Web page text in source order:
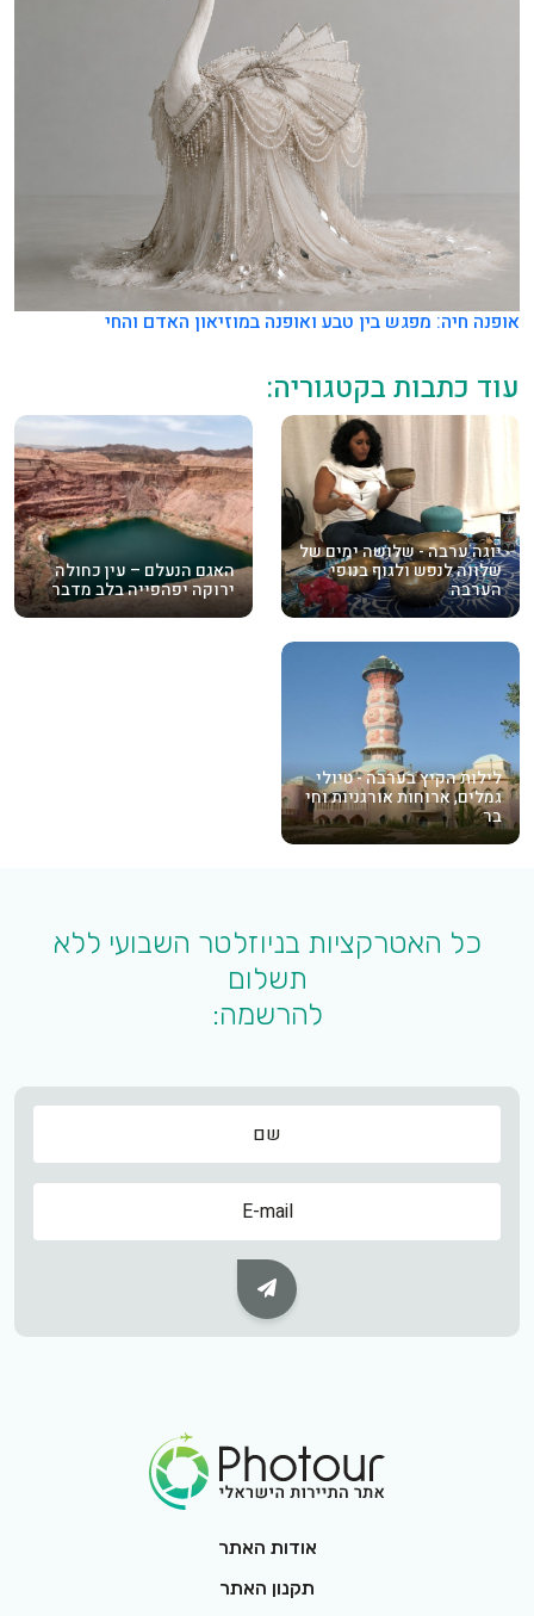
אופנה חיה: מפגש בין טבע ואופנה במוזיאון האדם והחי
עוד כתבות בקטגוריה:
יוגה ערבה - שלושה ימים של
שלווה לנפש ולגוף בנופי
הערבה
האגם הנעלם – עין כחולה
ירוקה יפהפייה בלב מדבר
לילות הקיץ בערבה - טיולי
גמלים, ארוחות אורגניות וחי
בר
כל האטרקציות בניוזלטר השבועי ללא
תשלום
להרשמה:
שם
שם
Subscribe Button
אודות האתר
תקנון האתר